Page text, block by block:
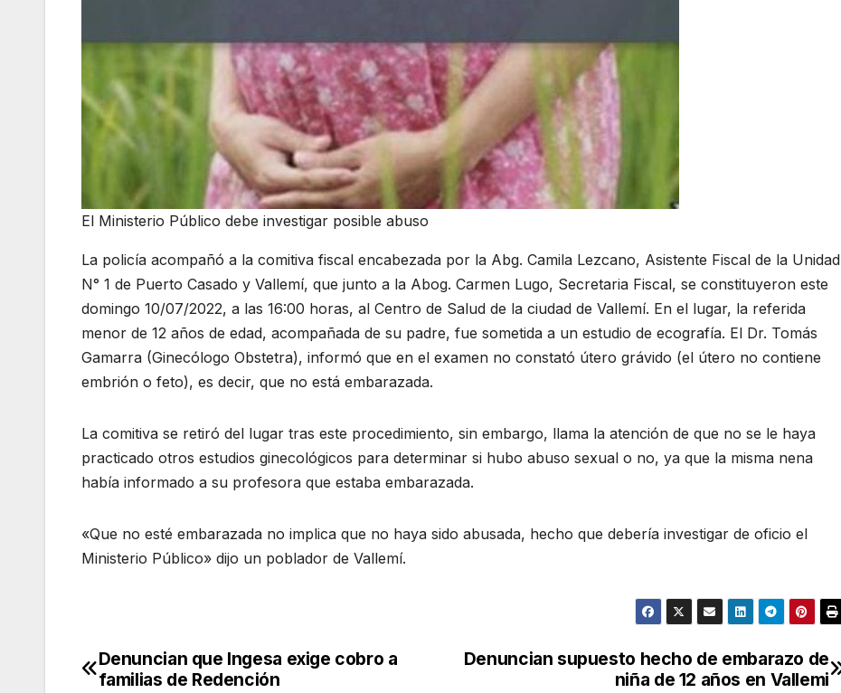
El Ministerio Público debe investigar posible abuso
La policía acompañó a la comitiva fiscal encabezada por la Abg. Camila Lezcano, Asistente Fiscal de la Unidad
N° 1 de Puerto Casado y Vallemí, que junto a la Abog. Carmen Lugo, Secretaria Fiscal, se constituyeron este
domingo 10/07/2022, a las 16:00 horas, al Centro de Salud de la ciudad de Vallemí. En el lugar, la referida
menor de 12 años de edad, acompañada de su padre, fue sometida a un estudio de ecografía. El Dr. Tomás
Gamarra (Ginecólogo Obstetra), informó que en el examen no constató útero grávido (el útero no contiene
embrión o feto), es decir, que no está embarazada.
La comitiva se retiró del lugar tras este procedimiento, sin embargo, llama la atención de que no se le haya
practicado otros estudios ginecológicos para determinar si hubo abuso sexual o no, ya que la misma nena
había informado a su profesora que estaba embarazada.
«Que no esté embarazada no implica que no haya sido abusada, hecho que debería investigar de oficio el
Ministerio Público» dijo un poblador de Vallemí.
Navegación
Denuncian supuesto hecho de embarazo de
niña de 12 años en Vallemi
Denuncian que Ingesa exige cobro a
familias de Redención